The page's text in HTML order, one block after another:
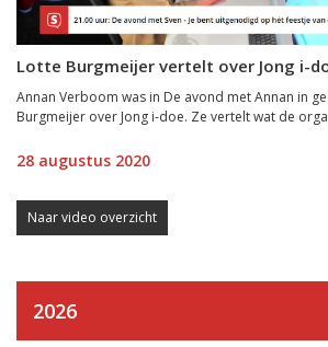
Lotte Burgmeijer vertelt over Jong i-
Annan Verboom was in De avond met Annan in
Burgmeijer over Jong i-doe. Ze vertelt wat de
28 augustus 2020
Naar video overzicht
2026